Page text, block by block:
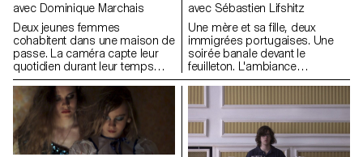
avec Dominique Marchais
Deux jeunes femmes
cohabitent dans une maison de
passe. La caméra capte leur
quotidien durant leur temps
libre.
avec Sébastien Lifshitz
Une mère et sa fille, deux
immigrées portugaises. Une
soirée banale devant le
feuilleton. L'ambiance
chaleureuse devient étouffante.